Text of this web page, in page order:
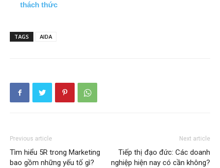
thách thức
TAGS AIDA
Previous article
Tìm hiểu 5R trong Marketing
bao gồm những yếu tố gì?
Next article
Tiếp thị đạo đức: Các doanh
nghiệp hiện nay có cần không?